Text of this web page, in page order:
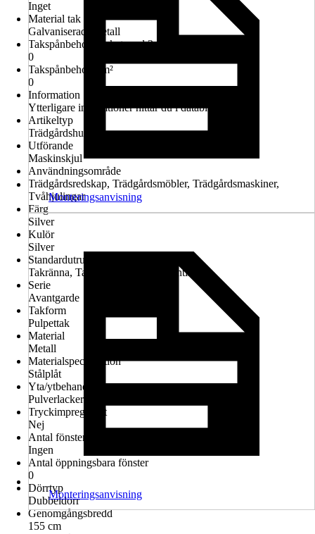
Inget
Material tak
Galvaniserad, Metall
Takspånbehov (paket med 3 m²)
0
Takspånbehov i m²
0
Information
Ytterligare informtioner hittar du i databladet.
Artikeltyp
Trädgårdshus
Utförande
Maskinskjul
Användningsområde
Trädgårdsredskap, Trädgårdsmöbler, Trädgårdsmaskiner,
Tvåhjulingar
Färg
Silver
Kulör
Silver
Standardutrustning
Takränna, Takfönster, Hyllset, Ventilation
Serie
Avantgarde
Takform
Pulpettak
Material
Metall
Materialspecifikation
Stålplåt
Yta/ytbehandling
Pulverlackerad, Förzinkad
Tryckimpregnerat
Nej
Antal fönster
Ingen
Antal öppningsbara fönster
0
Dörrtyp
Dubbeldörr
Genomgångsbredd
155 cm
Monteringsanvisning
Monteringsanvisning